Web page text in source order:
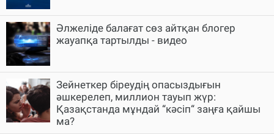
Әлжеліде балағат сөз айтқан блогер
жауапқа тартылды - видео
Зейнеткер біреудің опасыздығын
әшкерелеп, миллион тауып жүр:
Қазақстанда мұндай “кәсіп“ заңға қайшы
ма?